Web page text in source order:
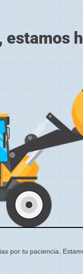
estamos
por tu paciencia.